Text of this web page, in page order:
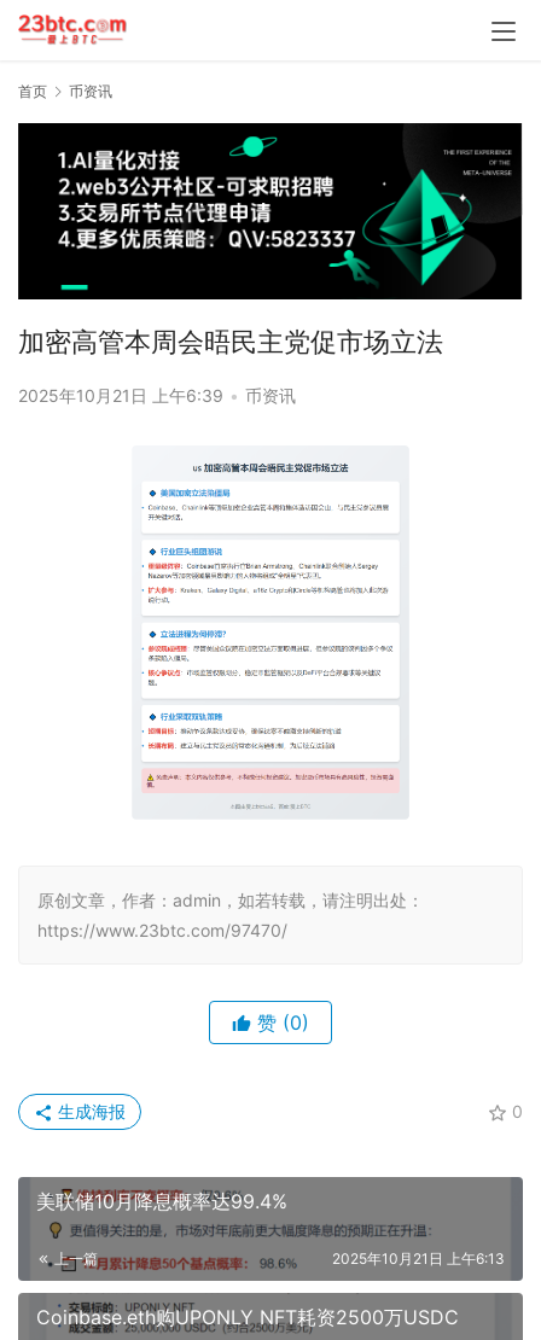
首页 币资讯
加密高管本周会晤民主党促市场立法
2025年10月21日 上午6:39 • 币资讯
原创文章，作者：admin，如若转载，请注明出处：
https://www.23btc.com/97470/
赞 (0)
0
生成海报
美联储10月降息概率达99.4%
上一篇 2025年10月21日 上午6:13
Coinbase.eth购UPONLY NFT耗资2500万USDC